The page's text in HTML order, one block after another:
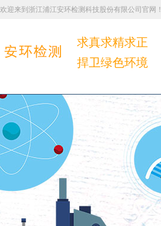
欢迎来到浙江浦江安环检测科技股份有限公司官网！
求真求精求正
捍卫绿色环境